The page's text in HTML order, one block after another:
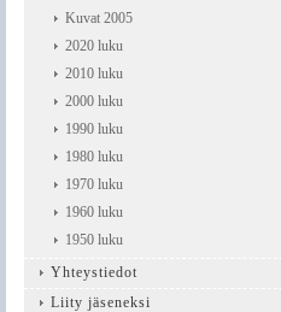
Kuvat 2005
2020 luku
2010 luku
2000 luku
1990 luku
1980 luku
1970 luku
1960 luku
1950 luku
Yhteystiedot
Liity jäseneksi